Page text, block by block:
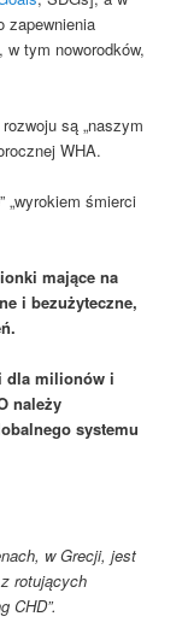
zapewnienia
tym noworodków,
są „naszym
WHA.
„wyrokiem śmierci
mające na
i bezużyteczne,
dla milionów i
należy
systemu
w Grecji, jest
rotujących
CHD”.